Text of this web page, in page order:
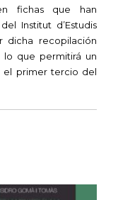
fichas que han
Institut d’Estudis
dicha recopilación
lo que permitirá un
el primer tercio del